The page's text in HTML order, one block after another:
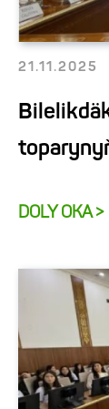
21.11.2025
DOLY OKA >